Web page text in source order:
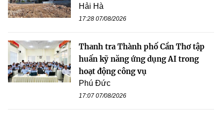
Hải Hà
17:28 07/08/2026
Thanh tra Thành phố Cần Thơ tập
huấn kỹ năng ứng dụng AI trong
hoạt động công vụ
Phú Đức
17:07 07/08/2026